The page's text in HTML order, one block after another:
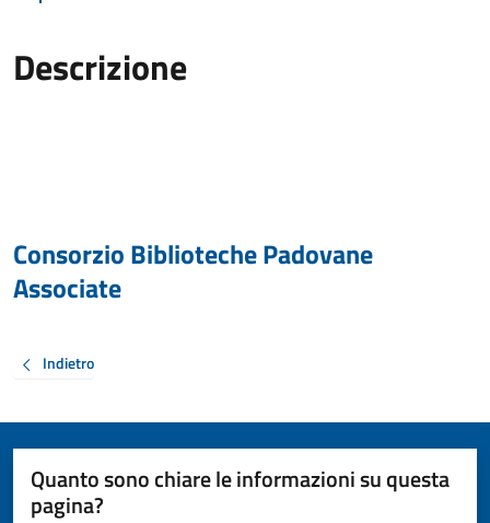
Descrizione
Consorzio Biblioteche Padovane
Associate
Indietro
Quanto sono chiare le informazioni su questa
pagina?